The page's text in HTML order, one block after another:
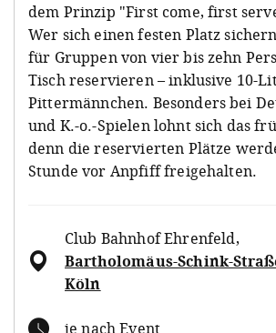
dem Prinzip "First come, first
Wer sich einen festen Platz
für Gruppen von vier bis zehn
Tisch reservieren – inklusive 10-
Pittermännchen. Besonders bei
und K.-o.-Spielen lohnt sich das
denn die reservierten Plätze
Stunde vor Anpfiff freigehalten.
Club Bahnhof Ehrenfeld,
Bartholomäus-Schink-
Köln
je nach Event